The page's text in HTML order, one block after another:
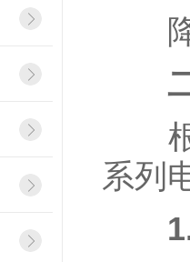
降
根
系列